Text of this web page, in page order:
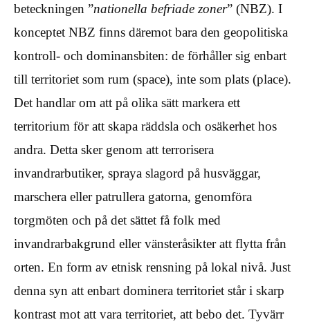
beteckningen ”nationella befriade zoner” (NBZ). I
konceptet NBZ finns däremot bara den geopolitiska
kontroll- och dominansbiten: de förhåller sig enbart
till territoriet som rum (space), inte som plats (place).
Det handlar om att på olika sätt markera ett
territorium för att skapa räddsla och osäkerhet hos
andra. Detta sker genom att terrorisera
invandrarbutiker, spraya slagord på husväggar,
marschera eller patrullera gatorna, genomföra
torgmöten och på det sättet få folk med
invandrarbakgrund eller vänsteråsikter att flytta från
orten. En form av etnisk rensning på lokal nivå. Just
denna syn att enbart dominera territoriet står i skarp
kontrast mot att vara territoriet, att bebo det. Tyvärr